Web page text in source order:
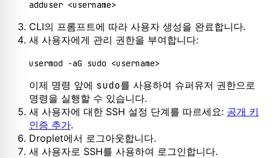
CLI의 프롬프트에 따라 사용자 생성을 완료합니다.
새 사용자에게 관리 권한을 부여합니다:
이제 명령 앞에 sudo를 사용하여 슈퍼유저 권한으로
명령을 실행할 수 있습니다.
새 사용자에 대한 SSH 설정 단계를 따르세요: 공개 키
인증 추가.
Droplet에서 로그아웃합니다.
새 사용자로 SSH를 사용하여 로그인합니다.